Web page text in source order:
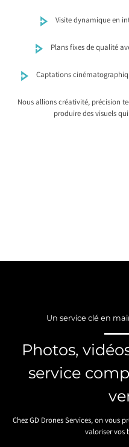
Visite dynamique en
Plans fixes de qualité
Captations
Nous allions créativité, précision
produire des visuels
Un service clé en
Photos,
service
Chez GD Drones Services, on vous
valoriser vos